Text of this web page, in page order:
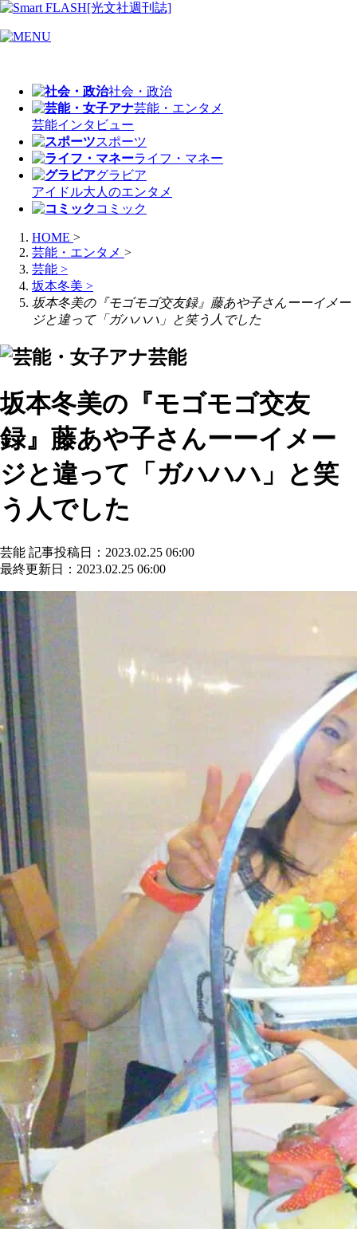
社会・政治
芸能・エンタメ
芸能インタビュー
スポーツ
ライフ・マネー
グラビア
アイドル大人のエンタメ
コミック
HOME >
芸能・エンタメ >
芸能 >
坂本冬美 >
坂本冬美の『モゴモゴ交友録』藤あや子さんーーイメー
ジと違って「ガハハハ」と笑う人でした
芸能
坂本冬美の『モゴモゴ交友
録』藤あや子さんーーイメー
ジと違って「ガハハハ」と笑
う人でした
芸能 記事投稿日：2023.02.25 06:00
最終更新日：2023.02.25 06:00